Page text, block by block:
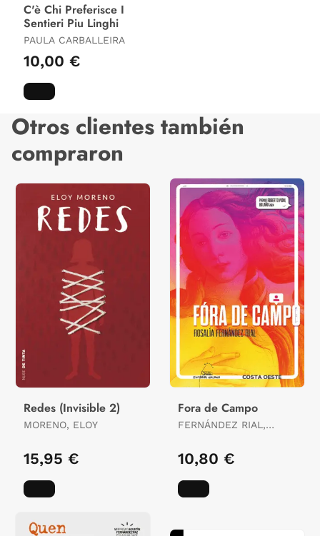
C'è Chi Preferisce I
Sentieri Piu Linghi
PAULA CARBALLEIRA
10,00 €
Otros clientes también
compraron
Redes (Invisible 2)
MORENO, ELOY
15,95 €
Fora de Campo
FERNÁNDEZ RIAL,
10,80 €